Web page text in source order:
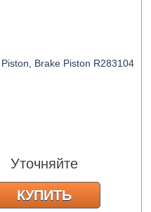
Brake Piston R283104
Уточняйте
КУПИТЬ